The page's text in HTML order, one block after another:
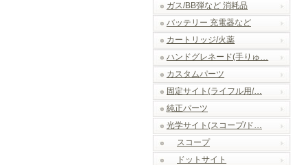
ガス/BB弾など 消耗品
バッテリー 充電器など
カートリッジ/火薬
ハンドグレネード(手りゅ…
カスタムパーツ
固定サイト(ライフル用/…
純正パーツ
光学サイト(スコープ/ド…
スコープ
ドットサイト